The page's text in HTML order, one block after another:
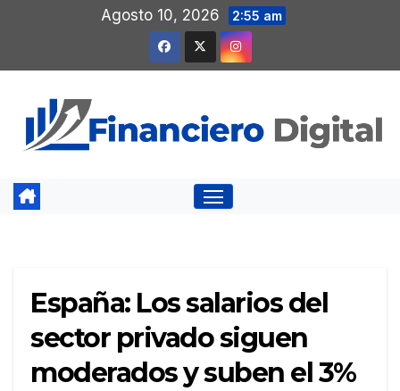
contenido
Agosto 10, 2026 2:55 am
España: Los salarios del
sector privado siguen
moderados y suben el 3%